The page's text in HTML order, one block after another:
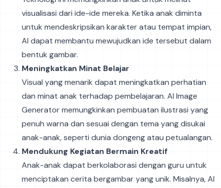
visualisasi dari ide-ide mereka. Ketika anak diminta
untuk mendeskripsikan karakter atau tempat impian,
AI dapat membantu mewujudkan ide tersebut dalam
bentuk gambar.
Meningkatkan Minat Belajar
Visual yang menarik dapat meningkatkan perhatian
dan minat anak terhadap pembelajaran. AI Image
Generator memungkinkan pembuatan ilustrasi yang
penuh warna dan sesuai dengan tema yang disukai
anak-anak, seperti dunia dongeng atau petualangan.
Mendukung Kegiatan Bermain Kreatif
Anak-anak dapat berkolaborasi dengan guru untuk
menciptakan cerita bergambar yang unik. Misalnya, AI